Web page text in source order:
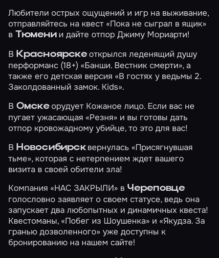
Любители острых ощущений и игр на выживание,
отправляйтесь на квест«Пока не сыграл в ящик»
в Тюмени и дайте отпор Джиму Мориарти!
В Красноярскеоткрылся леденящий душу
перформанс (18+)«Банши. Вестник смерти», а
также его детская версия«В гостях у ведьмы 2.
Заколдованный замок. Kids».
В Омске орудует Кожаное лицо. Если вас не
пугает ужасающая«Резня» и вы готовы дать
отпор кровожадному убийце, то это для вас!
В Новосибирск вернулась«Присягнувшая
тьме», которая с нетерпением ждет вашего
визита в своей обители зла!
Компания «НАС ЗАКРЫЛИ» в Череповце
голословно заявляет о своем статусе, ведь она
запускает два любопытных и динамичных квеста!
Квестоманы,«Побег из Шоушенка» и«Якудза. За
гранью дозволенного» уже доступны к
бронированию на нашем сайте!